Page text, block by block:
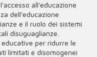
all'educazione
dell'educazione
e il ruolo dei sistemi
disuguaglianze.
per ridurre le
limitati e disomogenei